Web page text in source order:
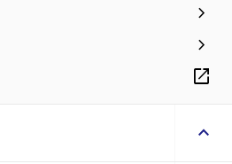
keyboard_arrow_right
keyboard_arrow_right
open_in_new
keyboard_arrow_up